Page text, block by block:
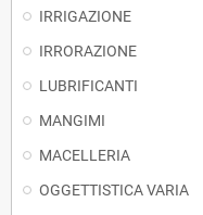
IRRIGAZIONE
IRRORAZIONE
LUBRIFICANTI
MANGIMI
MACELLERIA
OGGETTISTICA VARIA